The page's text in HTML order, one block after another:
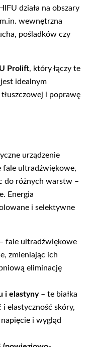
działa na obszary
wewnętrzna
pośladków czy
Prolift, który łączy te
idealnym
i poprawę
urządzenie
fale ultradźwiękowe,
do różnych warstw –
Energia
i selektywne
– fale ultradźwiękowe
zmieniając ich
eliminację
i elastyny– te białka
i elastyczność skóry,
i wygląd